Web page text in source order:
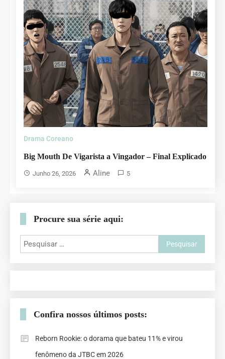
Drama Coreano
Big Mouth De Vigarista a Vingador – Final Explicado
Junho 26, 2026 Aline 5
Procure sua série aqui:
Confira nossos últimos posts:
Reborn Rookie: o dorama que bateu 11% e virou
fenômeno da JTBC em 2026